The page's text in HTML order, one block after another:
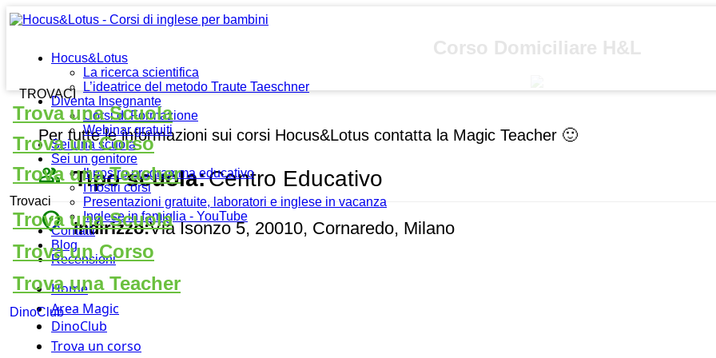
Hocus&Lotus
La ricerca scientifica
L’ideatrice del metodo Traute Taeschner
Diventa Insegnante
Corsi di Formazione
Webinar gratuiti
Sei una scuola
Sei un genitore
Il nostro programma educativo
I nostri corsi
Presentazioni gratuite, laboratori e inglese in vacanza
Inglese in famiglia - YouTube
Contatti
Blog
Recensioni
Home
Area Magic
DinoClub
Trova un corso
TROVACI
Trova una Scuola
Trova un Corso
Trova una Teacher
Trovaci
Trova una Scuola
Trova un Corso
Trova una Teacher
DinoClub
Corso Domiciliare H&L
Per tutte le informazioni sui corsi Hocus&Lotus contatta la Magic Teacher 🙂
people_outline Tipo scuola:Centro Educativo
place Indirizzo:Via Isonzo 5, 20010, Cornaredo, Milano